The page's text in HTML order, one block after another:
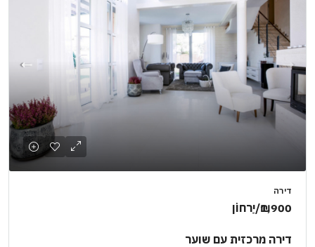
דירה
₪1,900/יַרחוֹן
דירה מרכזית עם שוער